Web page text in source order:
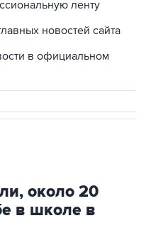
ленту
новостей сайта
в официальном
около 20
в школе в